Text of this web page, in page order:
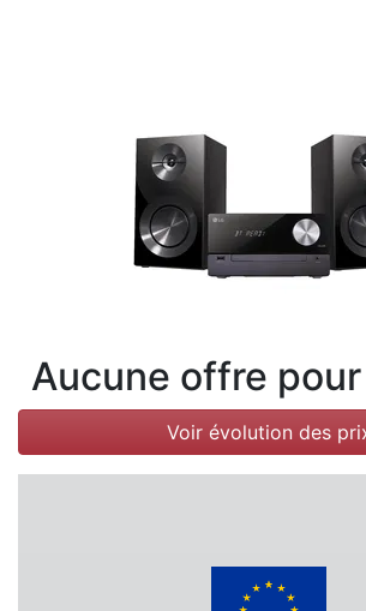
Aucune offre
Voir évolution des